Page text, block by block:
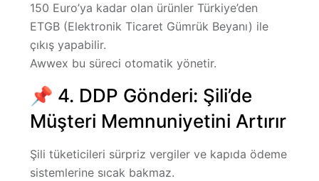
150 Euro’ya kadar olan ürünler Türkiye’den
ETGB (Elektronik Ticaret Gümrük Beyanı) ile
çıkış yapabilir.
Awwex bu süreci otomatik yönetir.
📌 4. DDP Gönderi: Şili’de
Müşteri Memnuniyetini Artırır
Şili tüketicileri sürpriz vergiler ve kapıda ödeme
sistemlerine sıcak bakmaz.